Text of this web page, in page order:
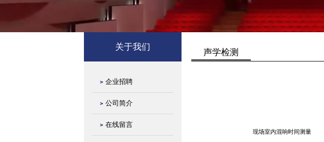
关于我们
企业招聘
公司简介
在线留言
声学检测
现场室内混响时间测量